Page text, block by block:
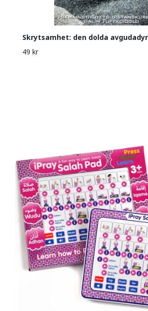
Skrytsamhet: den dolda
49 kr